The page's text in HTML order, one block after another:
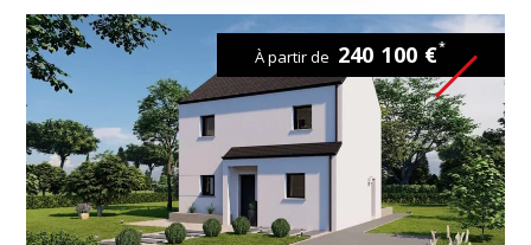
À partir de 240 100 €*